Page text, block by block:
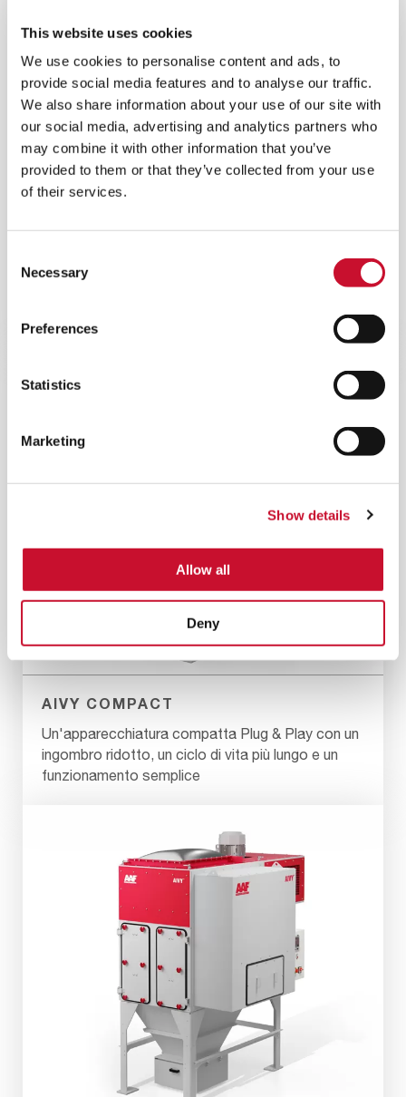
This website uses cookies
We use cookies to personalise content and ads, to
provide social media features and to analyse our traffic.
We also share information about your use of our site with
our social media, advertising and analytics partners who
may combine it with other information that you’ve
provided to them or that they’ve collected from your use
of their services.
Selection
Necessary
Preferences
Statistics
Marketing
Show details
Allow all
Deny
ROTOCLONE
piccole dimensioni nella lavorazione dei metalli
AIVY COMPACT
Un'apparecchiatura compatta Plug & Play con un
ingombro ridotto, un ciclo di vita più lungo e un
funzionamento semplice